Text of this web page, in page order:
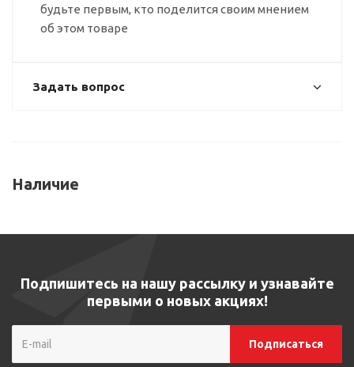
будьте первым, кто поделится своим мнением
об этом товаре
Задать вопрос
Наличие
Подпишитесь на нашу рассылку и узнавайте
первыми о новых акциях!